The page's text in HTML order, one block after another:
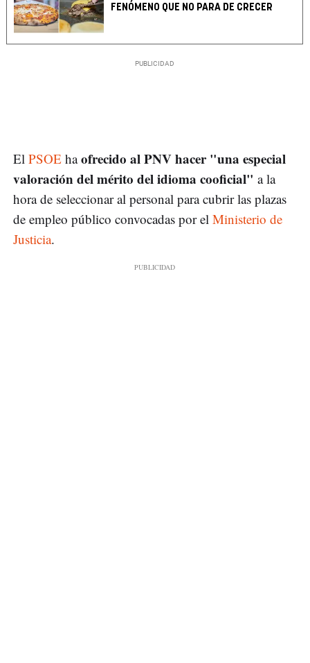
FENÓMENO QUE NO PARA DE CRECER
El PSOE haofrecido al PNV hacer "una especial
valoración del mérito del idioma cooficial" a la
hora de seleccionar al personal para cubrir las plazas
de empleo público convocadas por el Ministerio de
Justicia.